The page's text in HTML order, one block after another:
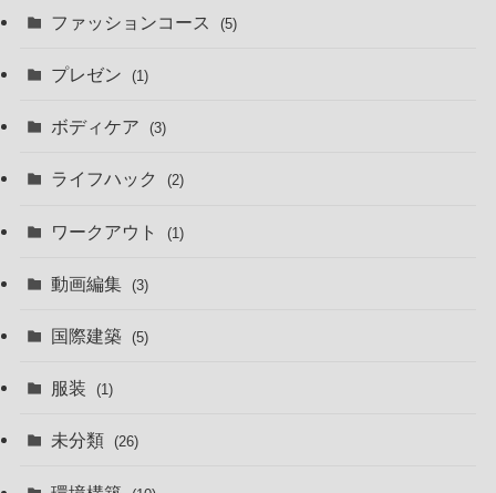
ファッションコース (5)
プレゼン (1)
ボディケア (3)
ライフハック (2)
ワークアウト (1)
動画編集 (3)
国際建築 (5)
服装 (1)
未分類 (26)